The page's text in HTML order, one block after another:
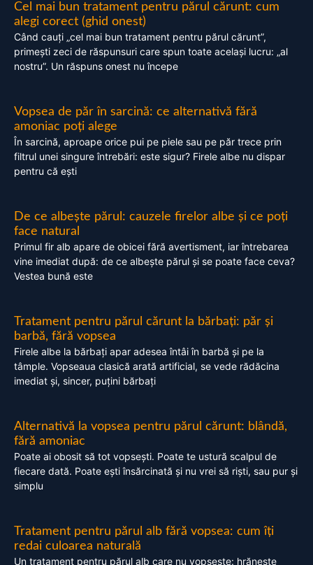
Cel mai bun tratament pentru părul cărunt: cum
alegi corect (ghid onest)
Când cauți „cel mai bun tratament pentru părul cărunt”,
primești zeci de răspunsuri care spun toate același lucru: „al
nostru”. Un răspuns onest nu începe
Vopsea de păr în sarcină: ce alternativă fără
amoniac poți alege
În sarcină, aproape orice pui pe piele sau pe păr trece prin
filtrul unei singure întrebări: este sigur? Firele albe nu dispar
pentru că ești
De ce albește părul: cauzele firelor albe și ce poți
face natural
Primul fir alb apare de obicei fără avertisment, iar întrebarea
vine imediat după: de ce albește părul și se poate face ceva?
Vestea bună este
Tratament pentru părul cărunt la bărbați: păr și
barbă, fără vopsea
Firele albe la bărbați apar adesea întâi în barbă și pe la
tâmple. Vopseaua clasică arată artificial, se vede rădăcina
imediat și, sincer, puțini bărbați
Alternativă la vopsea pentru părul cărunt: blândă,
fără amoniac
Poate ai obosit să tot vopsești. Poate te ustură scalpul de
fiecare dată. Poate ești însărcinată și nu vrei să riști, sau pur și
simplu
Tratament pentru părul alb fără vopsea: cum îți
redai culoarea naturală
Un tratament pentru părul alb care nu vopsește: hrănește